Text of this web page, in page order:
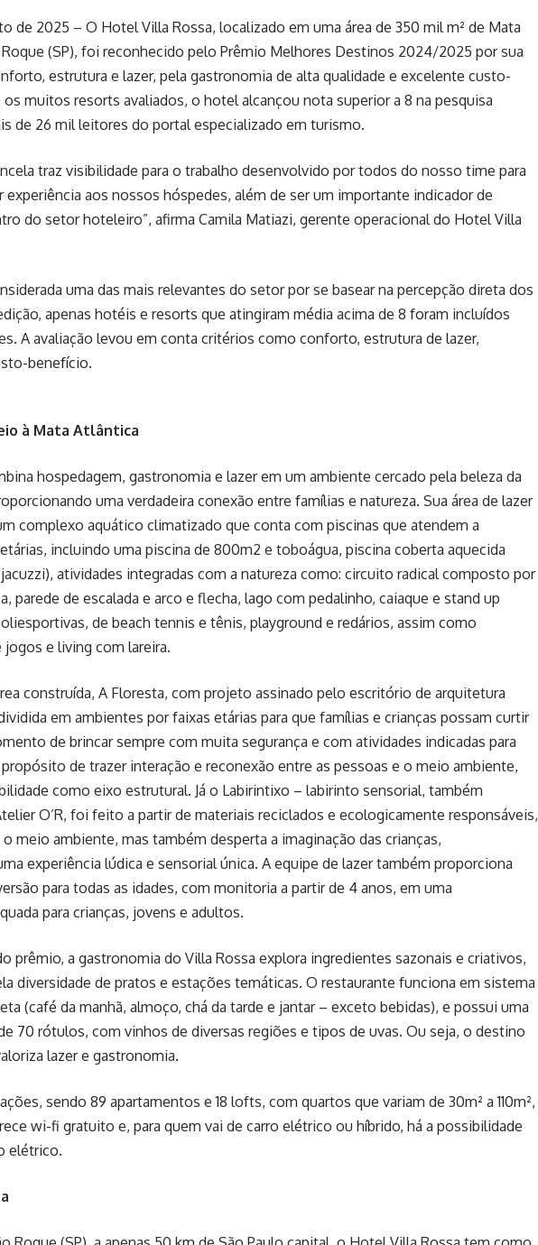
de 2025 – O Hotel Villa Rossa, localizado em uma área de 350 mil m² de Mata
(SP), foi reconhecido pelo Prêmio Melhores Destinos 2024/2025 por sua
estrutura e lazer, pela gastronomia de alta qualidade e excelente custo-
muitos resorts avaliados, o hotel alcançou nota superior a 8 na pesquisa
de 26 mil leitores do portal especializado em turismo.
traz visibilidade para o trabalho desenvolvido por todos do nosso time para
experiência aos nossos hóspedes, além de ser um importante indicador de
do setor hoteleiro”, afirma Camila Matiazi, gerente operacional do Hotel Villa
uma das mais relevantes do setor por se basear na percepção direta dos
apenas hotéis e resorts que atingiram média acima de 8 foram incluídos
A avaliação levou em conta critérios como conforto, estrutura de lazer,
benefício.
à Mata Atlântica
hospedagem, gastronomia e lazer em um ambiente cercado pela beleza da
uma verdadeira conexão entre famílias e natureza. Sua área de lazer
complexo aquático climatizado que conta com piscinas que atendem a
incluindo uma piscina de 800m2 e toboágua, piscina coberta aquecida
atividades integradas com a natureza como: circuito radical composto por
parede de escalada e arco e flecha, lago com pedalinho, caiaque e stand up
de beach tennis e tênis, playground e redários, assim como
jogos e living com lareira.
construída, A Floresta, com projeto assinado pelo escritório de arquitetura
em ambientes por faixas etárias para que famílias e crianças possam curtir
de brincar sempre com muita segurança e com atividades indicadas para
de trazer interação e reconexão entre as pessoas e o meio ambiente,
como eixo estrutural. Já o Labirintixo – labirinto sensorial, também
O’R, foi feito a partir de materiais reciclados e ecologicamente responsáveis,
meio ambiente, mas também desperta a imaginação das crianças,
experiência lúdica e sensorial única. A equipe de lazer também proporciona
para todas as idades, com monitoria a partir de 4 anos, em uma
para crianças, jovens e adultos.
prêmio, a gastronomia do Villa Rossa explora ingredientes sazonais e criativos,
diversidade de pratos e estações temáticas. O restaurante funciona em sistema
(café da manhã, almoço, chá da tarde e jantar – exceto bebidas), e possui uma
70 rótulos, com vinhos de diversas regiões e tipos de uvas. Ou seja, o destino
lazer e gastronomia.
sendo 89 apartamentos e 18 lofts, com quartos que variam de 30m² a 110m²,
wi-fi gratuito e, para quem vai de carro elétrico ou híbrido, há a possibilidade
elétrico.